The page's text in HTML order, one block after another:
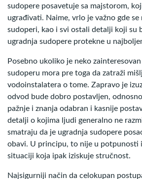
sudopere posavetuje sa majstorom,
ugrađivati. Naime, vrlo je važno gde se
sudoperi, kao i svi ostali detalji koji su
ugradnja sudopere protekne u
Posebno ukoliko je neko
sudoperu mora pre toga da zatraži
vodoinstalatera o tome. Zapravo je
odvod bude dobro postavljen,
pažnje i znanja odabran i kasnije
detalji o kojima ljudi generalno ne
smatraju da je ugradnja sudopere
obavi. U principu, to nije u potpunosti
situaciji koja ipak iziskuje stručnost.
Najsigurniji način da celokupan